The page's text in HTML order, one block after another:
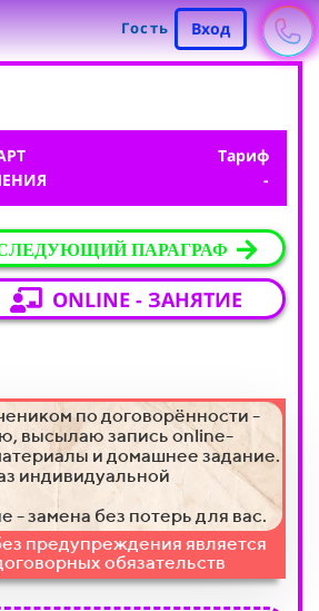
Гость Вход
Тариф
-
ПАРАГРАФ
ONLINE - ЗАНЯТИЕ
по договорённости -
высылаю запись online-
и домашнее задание.
индивидуальной
- замена без потерь для вас.
предупреждения является
обязательств